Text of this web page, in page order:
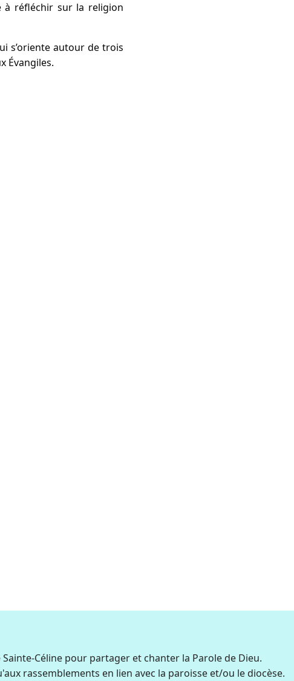
à réfléchir sur la religion
s’oriente autour de trois
Évangiles.
Céline pour partager et chanter la Parole de Dieu.
rassemblements en lien avec la paroisse et/ou le diocèse.